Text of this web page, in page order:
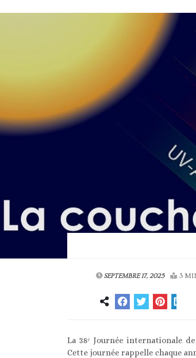
SEPTEMBRE 17, 2025 3
La 38ᵉ Journée internationale
Cette journée rappelle chaque